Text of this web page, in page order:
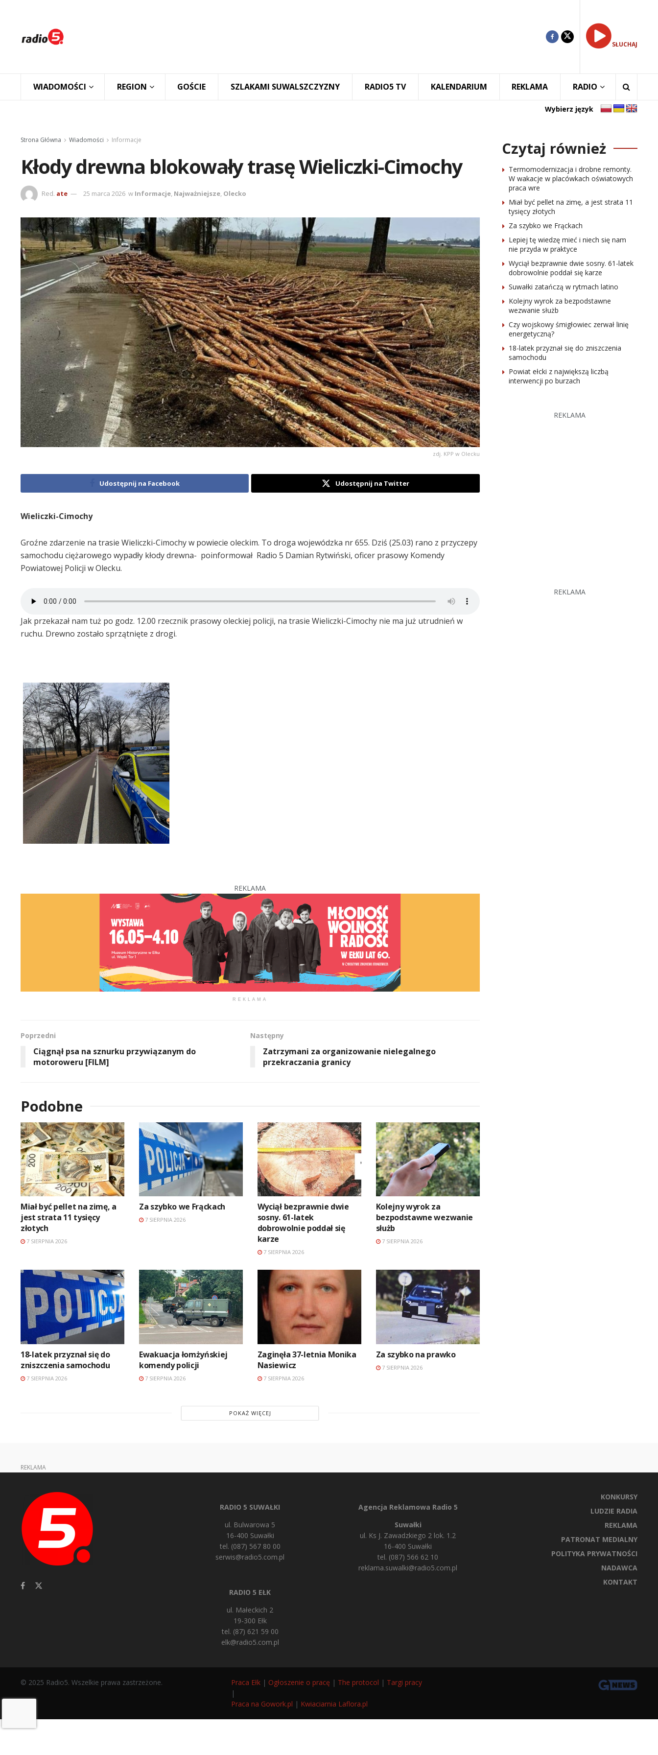
SŁUCHAJ
WIADOMOŚCI REGION GOŚCIE SZLAKAMI SUWALSZCZYZNY RADIO5 TV KALENDARIUM REKLAMA RADIO
Wybierz język
Strona Główna Wiadomości Informacje
Kłody drewna blokowały trasę Wieliczki-Cimochy
Red. ate 25 marca 2026 w Informacje, Najważniejsze, Olecko
zdj. KPP w Olecku
Udostępnij na Facebook Udostępnij na Twitter
Wieliczki-Cimochy
Groźne zdarzenie na trasie Wieliczki-Cimochy w powiecie oleckim. To droga wojewódzka nr 655. Dziś (25.03) rano z przyczepy
samochodu ciężarowego wypadły kłody drewna- poinformował Radio 5 Damian Rytwiński, oficer prasowy Komendy
Powiatowej Policji w Olecku.
Jak przekazał nam tuż po godz. 12.00 rzecznik prasowy oleckiej policji, na trasie Wieliczki-Cimochy nie ma już utrudnień w
ruchu. Drewno zostało sprzątnięte z drogi.
REKLAMA
REKLAMA
Poprzedni
Ciągnął psa na sznurku przywiązanym do
motoroweru [FILM]
Następny
Zatrzymani za organizowanie nielegalnego
przekraczania granicy
Podobne
Miał być pellet na zimę, a
jest strata 11 tysięcy
złotych
7 SIERPNIA 2026
Za szybko we Frąckach
7 SIERPNIA 2026
Wyciął bezprawnie dwie
sosny. 61-latek
dobrowolnie poddał się
karze
7 SIERPNIA 2026
Kolejny wyrok za
bezpodstawne wezwanie
służb
7 SIERPNIA 2026
18-latek przyznał się do
zniszczenia samochodu
7 SIERPNIA 2026
Ewakuacja łomżyńskiej
komendy policji
7 SIERPNIA 2026
Zaginęła 37-letnia Monika
Nasiewicz
7 SIERPNIA 2026
Za szybko na prawko
7 SIERPNIA 2026
POKAŻ WIĘCEJ
Czytaj również
Termomodernizacja i drobne remonty.
W wakacje w placówkach oświatowych
praca wre
Miał być pellet na zimę, a jest strata 11
tysięcy złotych
Za szybko we Frąckach
Lepiej tę wiedzę mieć i niech się nam
nie przyda w praktyce
Wyciął bezprawnie dwie sosny. 61-latek
dobrowolnie poddał się karze
Suwałki zatańczą w rytmach latino
Kolejny wyrok za bezpodstawne
wezwanie służb
Czy wojskowy śmigłowiec zerwał linię
energetyczną?
18-latek przyznał się do zniszczenia
samochodu
Powiat ełcki z największą liczbą
interwencji po burzach
REKLAMA
REKLAMA
REKLAMA
RADIO 5 SUWAŁKI
ul. Bulwarowa 5
16-400 Suwałki
tel. (087) 567 80 00
serwis@radio5.com.pl
RADIO 5 EŁK
ul. Małeckich 2
19-300 Ełk
tel. (87) 621 59 00
elk@radio5.com.pl
Agencja Reklamowa Radio 5
Suwałki
ul. Ks J. Zawadzkiego 2 lok. 1.2
16-400 Suwałki
tel. (087) 566 62 10
reklama.suwalki@radio5.com.pl
KONKURSY
LUDZIE RADIA
REKLAMA
PATRONAT MEDIALNY
POLITYKA PRYWATNOŚCI
NADAWCA
KONTAKT
© 2025 Radio5. Wszelkie prawa zastrzeżone. Praca Ełk | Ogłoszenie o pracę | The protocol | Targi pracy
|
Praca na Gowork.pl | Kwiaciarnia Laflora.pl